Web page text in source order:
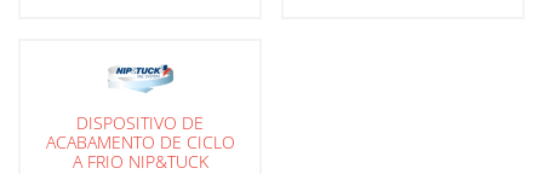
DISPOSITIVO DE
ACABAMENTO DE CICLO
A FRIO NIP&TUCK